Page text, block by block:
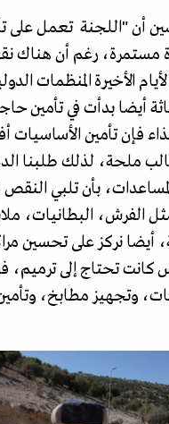
أن "اللجنة تعمل على
مستمرة، رغم أن هناك
الأخيرة المنظمات
أيضا بدأت في تأمين
فإن تأمين
ملحة، لذلك طلبنا
بأن تلبي النقص
مثل الفرش، البطانيات،
أيضا نركز على تحسين
كانت تحتاج إلى ترميم،
وتجهيز مطابخ،